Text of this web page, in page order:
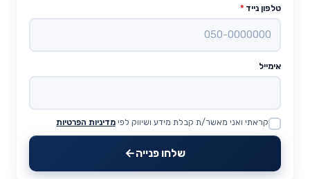
טלפון נייד *
אימייל
Website
קראתי ואני מאשר/ת קבלת מידע ושיווק לפי מדיניות הפרטיות
שלחו פנייה